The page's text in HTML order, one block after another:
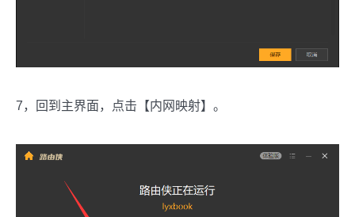
7，回到主界面，点击【内网映射】。